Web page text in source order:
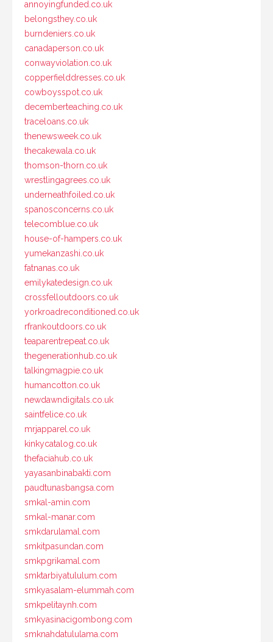
annoyingfunded.co.uk
belongsthey.co.uk
burndeniers.co.uk
canadaperson.co.uk
conwayviolation.co.uk
copperfielddresses.co.uk
cowboysspot.co.uk
decemberteaching.co.uk
traceloans.co.uk
thenewsweek.co.uk
thecakewala.co.uk
thomson-thorn.co.uk
wrestlingagrees.co.uk
underneathfoiled.co.uk
spanosconcerns.co.uk
telecomblue.co.uk
house-of-hampers.co.uk
yumekanzashi.co.uk
fatnanas.co.uk
emilykatedesign.co.uk
crossfelloutdoors.co.uk
yorkroadreconditioned.co.uk
rfrankoutdoors.co.uk
teaparentrepeat.co.uk
thegenerationhub.co.uk
talkingmagpie.co.uk
humancotton.co.uk
newdawndigitals.co.uk
saintfelice.co.uk
mrjapparel.co.uk
kinkycatalog.co.uk
thefaciahub.co.uk
yayasanbinabakti.com
paudtunasbangsa.com
smkal-amin.com
smkal-manar.com
smkdarulamal.com
smkitpasundan.com
smkpgrikamal.com
smktarbiyatululum.com
smkyasalam-elummah.com
smkpelitaynh.com
smkyasinacigombong.com
smknahdatululama.com